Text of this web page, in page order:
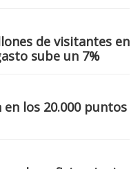
de visitantes en
sube un 7%
los 20.000 puntos